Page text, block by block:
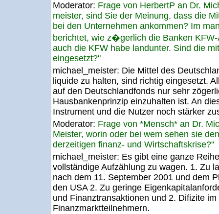
Moderator: Frage von HerbertP an Dr.
meister, sind Sie der Meinung, dass die
bei den Unternehmen ankommen? Im
berichtet, wie z�gerlich die Banken
auch die KFW habe landunter. Sind die
eingesetzt?"
michael_meister: Die Mittel des
liquide zu halten, sind richtig eingesetzt.
auf den Deutschlandfonds nur sehr
Hausbankenprinzip einzuhalten ist. An
Instrument und die Nutzer noch stärker
Moderator: Frage von *Mensch* an Dr.
Meister, worin oder bei wem sehen sie
derzeitigen finanz- und Wirtschaftskrise?"
michael_meister: Es gibt eine ganze
vollständige Aufzählung zu wagen. 1. Zu
nach dem 11. September 2001 und dem
den USA 2. Zu geringe
und Finanztransaktionen und 2. Difizite
Finanzmarktteilnehmern.